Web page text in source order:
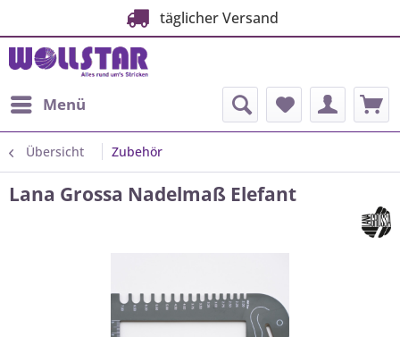
täglicher Versand
Menü
Übersicht Zubehör
Lana Grossa Nadelmaß Elefant